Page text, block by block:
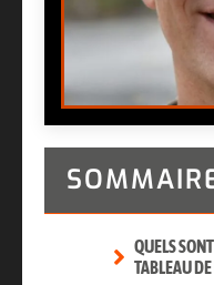
QUELS
TABLEAU